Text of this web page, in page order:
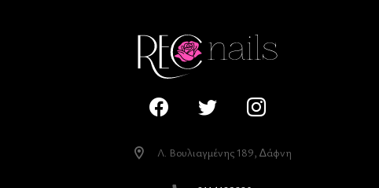
Λ. Βουλιαγµένης 189, ∆άφνη